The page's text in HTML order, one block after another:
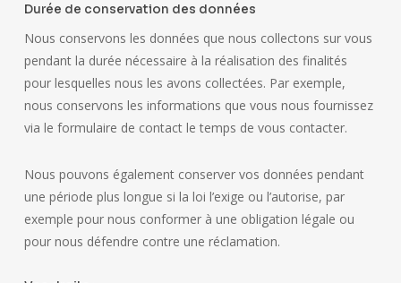
Durée de conservation des données
Nous conservons les données que nous collectons sur vous
pendant la durée nécessaire à la réalisation des finalités
pour lesquelles nous les avons collectées. Par exemple,
nous conservons les informations que vous nous fournissez
via le formulaire de contact le temps de vous contacter.
Nous pouvons également conserver vos données pendant
une période plus longue si la loi l’exige ou l’autorise, par
exemple pour nous conformer à une obligation légale ou
pour nous défendre contre une réclamation.